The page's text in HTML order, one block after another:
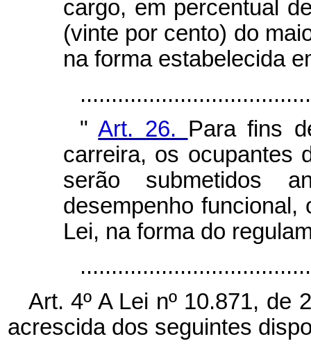
cargo, em percentual
(vinte por cento) do
na forma estabelecida
"Art. 26. Para fins
carreira, os ocupantes
serão submetidos
desempenho funcional,
Lei, na forma do
Art. 4º A Lei nº 10.871, de
acrescida dos seguintes